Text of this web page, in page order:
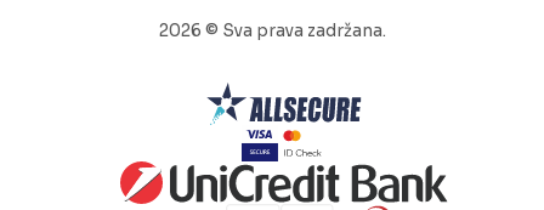
2026 © Sva prava zadržana.